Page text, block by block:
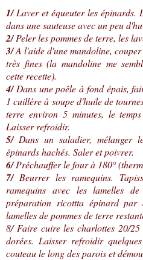
1/Laver et équeuter les épinards.
dans une sauteuse avec un peu
2/Peler les pommes de terre, les
3/A l'aide d'une mandoline, couper
très fines (la mandoline me
cette recette).
4/Dans une poêle à fond épais,
1 cuillère à soupe d'huile de
terre environ 5 minutes, le
Laisser refroidir.
5/Dans un saladier, mélanger
épinards hachés. Saler et poivrer.
6/Préchauffer le four à 180°
7/Beurrer les ramequins.
ramequins avec les lamelles
préparation ricottta épinard par
lamelles de pommes de terre
8/ Faire cuire les charlottes 20/
dorées. Laisser refroidir
couteau le long des parois et